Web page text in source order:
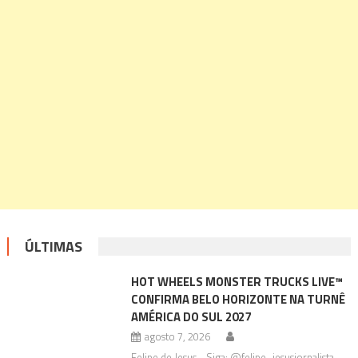
ÚLTIMAS
HOT WHEELS MONSTER TRUCKS LIVE™
CONFIRMA BELO HORIZONTE NA TURNÊ
AMÉRICA DO SUL 2027
agosto 7, 2026